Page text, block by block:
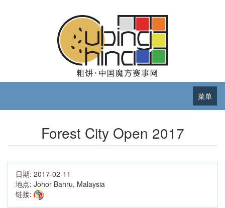
菜单
Forest City Open 2017
日期: 2017-02-11
地点: Johor Bahru, Malaysia
链接: